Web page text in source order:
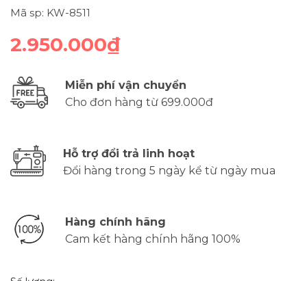
Mã sp: KW-8511
2.950.000₫
Miễn phí vận chuyển
Cho đơn hàng từ 699.000đ
Hỗ trợ đổi trả linh hoạt
Đổi hàng trong 5 ngày kể từ ngày mua
Hàng chính hãng
Cam kết hàng chính hãng 100%